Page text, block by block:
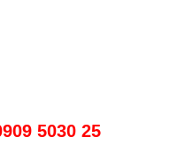
5030 25